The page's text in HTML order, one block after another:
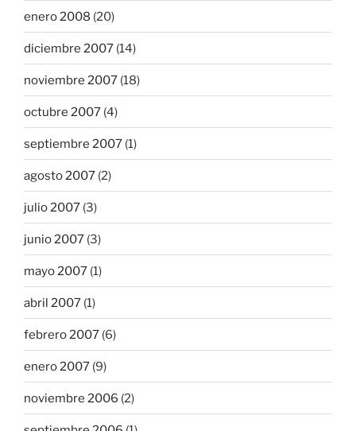
enero 2008 (20)
diciembre 2007 (14)
noviembre 2007 (18)
octubre 2007 (4)
septiembre 2007 (1)
agosto 2007 (2)
julio 2007 (3)
junio 2007 (3)
mayo 2007 (1)
abril 2007 (1)
febrero 2007 (6)
enero 2007 (9)
noviembre 2006 (2)